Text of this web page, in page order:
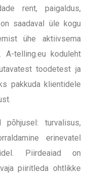
rent, paigaldus,
saadaval üle kogu
ühe aktiivsema
A-telling.eu koduleht
toodetest ja
pakkuda klientidele
turvalisus,
erinevatel
Piirdeaiad on
piiritleda ohtlikke